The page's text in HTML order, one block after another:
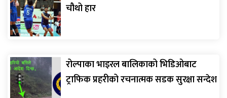
चौथो हार
रोल्पाका भाइरल बालिकाको भिडिओबाट
ट्राफिक प्रहरीको रचनात्मक सडक सुरक्षा सन्देश